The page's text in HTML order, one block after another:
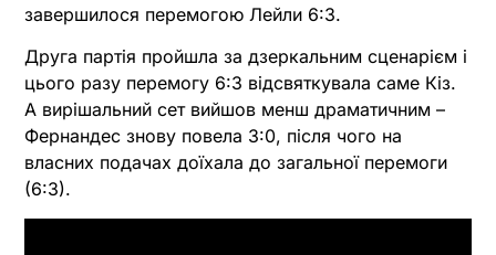
завершилося перемогою Лейли 6:3.
Друга партія пройшла за дзеркальним сценарієм і
цього разу перемогу 6:3 відсвяткувала саме Кіз.
А вирішальний сет вийшов менш драматичним –
Фернандес знову повела 3:0, після чого на
власних подачах доїхала до загальної перемоги
(6:3).